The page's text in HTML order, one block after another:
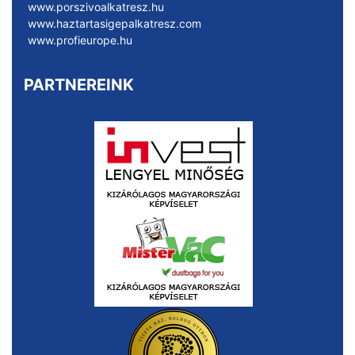
www.porszivoalkatresz.hu
www.haztartasigepalkatresz.com
www.profieurope.hu
PARTNEREINK